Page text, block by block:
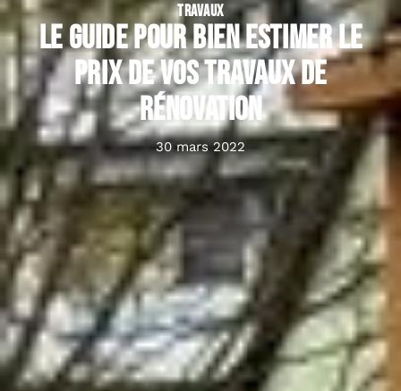
TRAVAUX
Le guide pour bien estimer le
prix de vos travaux de
rénovation
30 mars 2022